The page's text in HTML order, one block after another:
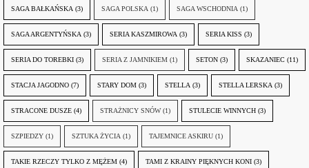
SAGA BAŁKAŃSKA (3) SAGA POLSKA (1) SAGA WSCHODNIA (1)
SAGA ARGENTYŃSKA (3) SERIA KASZMIROWA (3) SERIA KISS (3)
SERIA DO TOREBKI (3) SERIA Z JAMNIKIEM (1) SETON (3) SKAZANIEC (11)
STACJA JAGODNO (7) STARY DOM (3) STELLA (3) STELLA LERSKA (3)
STRACONE DUSZE (4) STRAŻNICY SNÓW (1) STULECIE WINNYCH (3)
SZPIEDZY (1) SZTUKA ŻYCIA (1) TAJEMNICE ASKIRU (1)
TAKIE RZECZY TYLKO Z MĘŻEM (4) TAMI Z KRAINY PIĘKNYCH KONI (3)